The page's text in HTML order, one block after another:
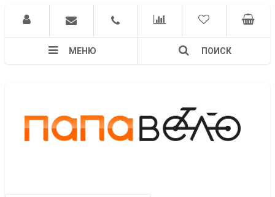
МЕНЮ ПОИСК